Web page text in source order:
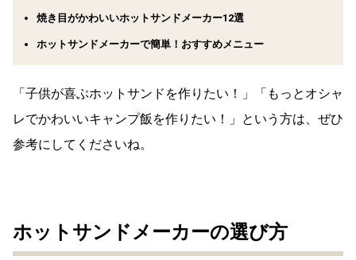
焼き目がかわいいホットサンドメーカー12選
ホットサンドメーカーで簡単！おすすめメニュー
「子供が喜ぶホットサンドを作りたい！」「もっとオシャ
レでかわいいキャンプ飯を作りたい！」という方は、ぜひ
参考にしてくださいね。
ホットサンドメーカーの選び方